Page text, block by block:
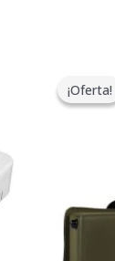
¡Oferta!
¡Oferta!